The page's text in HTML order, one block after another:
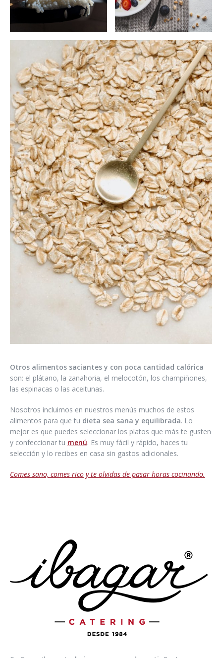
Otros alimentos saciantes y con poca cantidad calórica
son: el plátano, la zanahoria, el melocotón, los champiñones,
las espinacas o las aceitunas.
Nosotros incluimos en nuestros menús muchos de estos
alimentos para que tu dieta sea sana y equilibrada. Lo
mejor es que puedes seleccionar los platos que más te gusten
y confeccionar tu menú. Es muy fácil y rápido, haces tu
selección y lo recibes en casa sin gastos adicionales.
Comes sano, comes rico y te olvidas de pasar horas cocinando.